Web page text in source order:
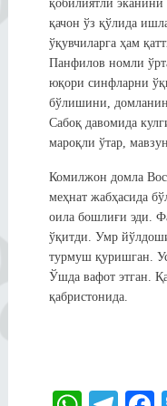
қобилиятли
қачон ўз қўлида
ўқувчиларга ҳам
Панфилов номли
юқори синфларни
бўлишини,
Сабоқ давомида
мароқли ўтар,
Комилжон домла
меҳнат жабҳасида
оила бошлиғи эди.
ўқитди. Умр
турмуш қуришган.
Ўшда вафот этган.
қабристонида.